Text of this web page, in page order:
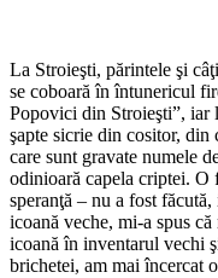
La Stroieşti, părintele şi
se coboară în întunericul
Popovici din Stroieşti”, iar
şapte sicrie din cositor, din
care sunt gravate numele
odinioară capela criptei. O
speranţă – nu a fost
icoană veche, mi-a spus
icoană în inventarul vechi
brichetei, am mai încercat